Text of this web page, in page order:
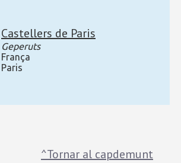
Castellers de Paris
Geperuts
França
Paris
^Tornar al capdemunt